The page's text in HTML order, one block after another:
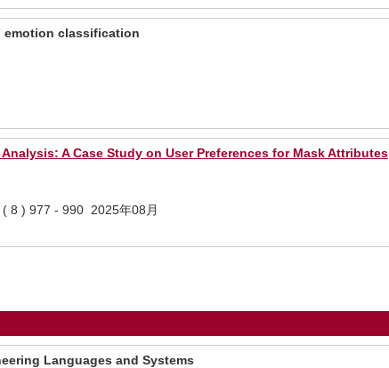
emotion classification
A Case Study on User Preferences for Mask Attributes
8 ) 977 - 990 2025年08月
Languages and Systems